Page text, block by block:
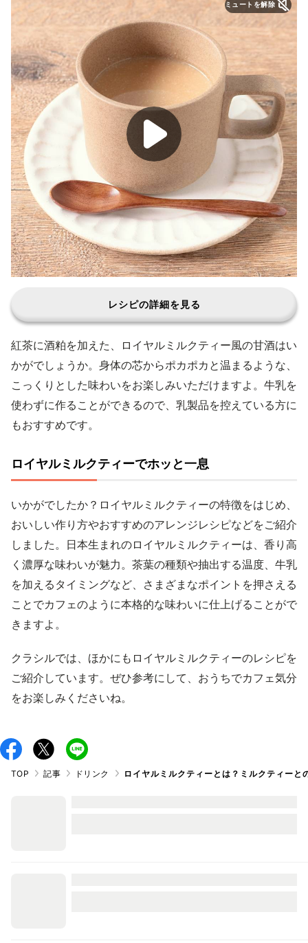
ミュートを解除
レシピの詳細を見る
紅茶に酒粕を加えた、ロイヤルミルクティー風の甘酒はい
かがでしょうか。身体の芯からポカポカと温まるような、
こっくりとした味わいをお楽しみいただけますよ。牛乳を
使わずに作ることができるので、乳製品を控えている方に
もおすすめです。
ロイヤルミルクティーでホッと一息
いかがでしたか？ロイヤルミルクティーの特徴をはじめ、
おいしい作り方やおすすめのアレンジレシピなどをご紹介
しました。日本生まれのロイヤルミルクティーは、香り高
く濃厚な味わいが魅力。茶葉の種類や抽出する温度、牛乳
を加えるタイミングなど、さまざまなポイントを押さえる
ことでカフェのように本格的な味わいに仕上げることがで
きますよ。
クラシルでは、ほかにもロイヤルミルクティーのレシピを
ご紹介しています。ぜひ参考にして、おうちでカフェ気分
をお楽しみくださいね。
TOP 記事 ドリンク ロイヤルミルクティーとは？ミルクティーと